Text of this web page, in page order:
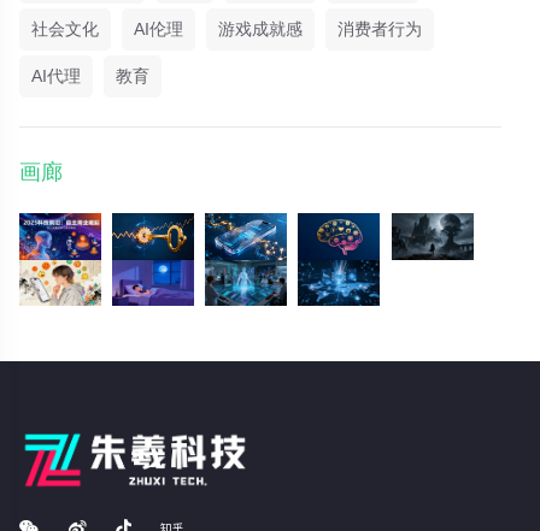
社会文化 AI伦理 游戏成就感 消费者行为
AI代理 教育
画廊